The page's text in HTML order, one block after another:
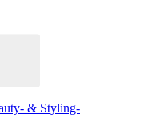
& Styling-